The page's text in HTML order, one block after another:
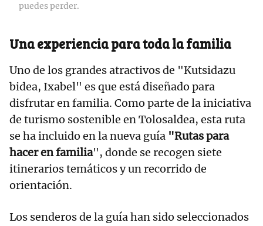
puedes perder.
Una experiencia para toda la familia
Uno de los grandes atractivos de "Kutsidazu
bidea, Ixabel" es que está diseñado para
disfrutar en familia. Como parte de la iniciativa
de turismo sostenible en Tolosaldea, esta ruta
se ha incluido en la nueva guía "Rutas para
hacer en familia", donde se recogen siete
itinerarios temáticos y un recorrido de
orientación.
Los senderos de la guía han sido seleccionados